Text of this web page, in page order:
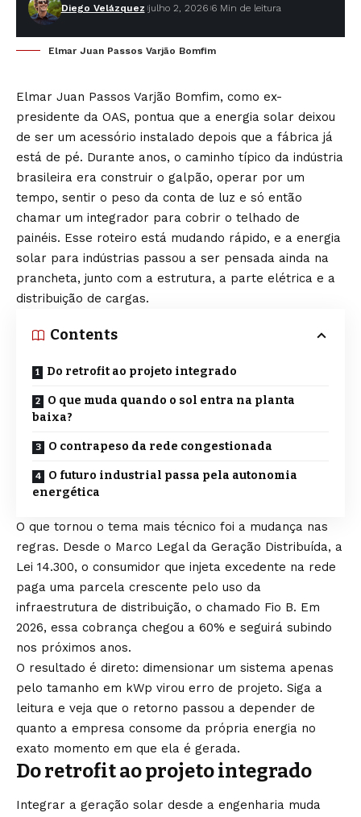
Diego Velázquez julho 2, 2026 6 Min de leitura
Elmar Juan Passos Varjão Bomfim
Elmar Juan Passos Varjão Bomfim, como ex-
presidente da OAS, pontua que a energia solar deixou
de ser um acessório instalado depois que a fábrica já
está de pé. Durante anos, o caminho típico da indústria
brasileira era construir o galpão, operar por um
tempo, sentir o peso da conta de luz e só então
chamar um integrador para cobrir o telhado de
painéis. Esse roteiro está mudando rápido, e a energia
solar para indústrias passou a ser pensada ainda na
prancheta, junto com a estrutura, a parte elétrica e a
distribuição de cargas.
Contents
Do retrofit ao projeto integrado
O que muda quando o sol entra na planta
baixa?
O contrapeso da rede congestionada
O futuro industrial passa pela autonomia
energética
O que tornou o tema mais técnico foi a mudança nas
regras. Desde o Marco Legal da Geração Distribuída, a
Lei 14.300, o consumidor que injeta excedente na rede
paga uma parcela crescente pelo uso da
infraestrutura de distribuição, o chamado Fio B. Em
2026, essa cobrança chegou a 60% e seguirá subindo
nos próximos anos.
O resultado é direto: dimensionar um sistema apenas
pelo tamanho em kWp virou erro de projeto. Siga a
leitura e veja que o retorno passou a depender de
quanto a empresa consome da própria energia no
exato momento em que ela é gerada.
Do retrofit ao projeto integrado
Integrar a geração solar desde a engenharia muda